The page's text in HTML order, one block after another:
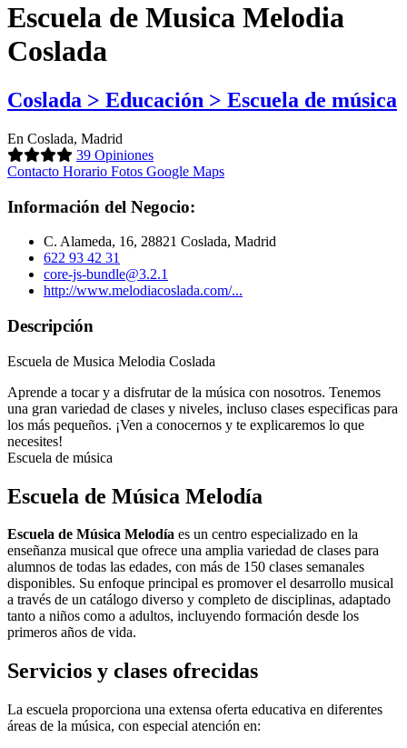
Escuela de Musica Melodia
Coslada
Coslada > Educación > Escuela de música
En Coslada, Madrid
39 Opiniones
Contacto Horario Fotos Google Maps
Información del Negocio:
C. Alameda, 16, 28821 Coslada, Madrid
622 93 42 31
core-js-bundle@3.2.1
http://www.melodiacoslada.com/...
Descripción
Escuela de Musica Melodia Coslada
Aprende a tocar y a disfrutar de la música con nosotros. Tenemos
una gran variedad de clases y niveles, incluso clases especificas para
los más pequeños. ¡Ven a conocernos y te explicaremos lo que
necesites!
Escuela de música
Escuela de Música Melodía
Escuela de Música Melodía es un centro especializado en la
enseñanza musical que ofrece una amplia variedad de clases para
alumnos de todas las edades, con más de 150 clases semanales
disponibles. Su enfoque principal es promover el desarrollo musical
a través de un catálogo diverso y completo de disciplinas, adaptado
tanto a niños como a adultos, incluyendo formación desde los
primeros años de vida.
Servicios y clases ofrecidas
La escuela proporciona una extensa oferta educativa en diferentes
áreas de la música, con especial atención en: